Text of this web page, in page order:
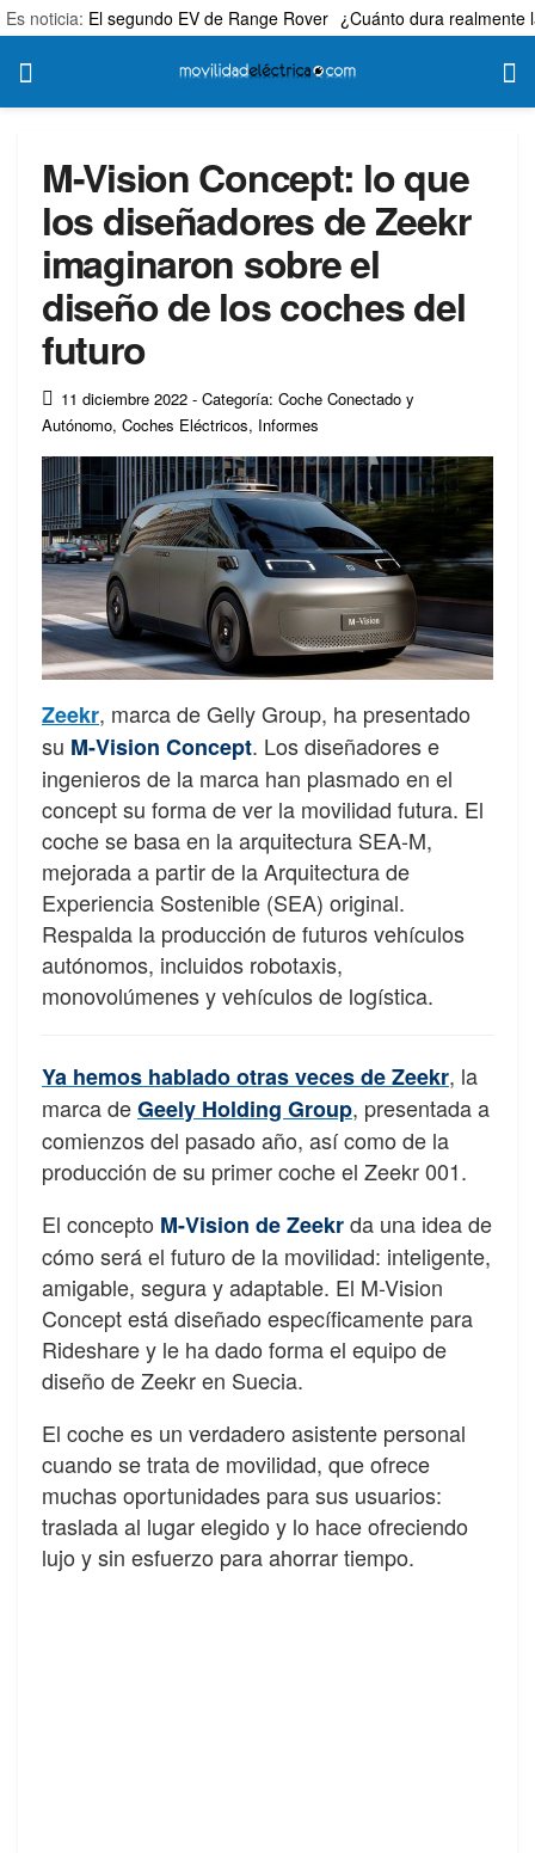
Es noticia: El segundo EV de Range Rover ¿Cuánto dura realmente
M-Vision Concept: lo que
los diseñadores de Zeekr
imaginaron sobre el
diseño de los coches del
futuro
11 diciembre 2022 - Categoría: Coche Conectado y
Autónomo, Coches Eléctricos, Informes
Zeekr, marca de Gelly Group, ha presentado
su M-Vision Concept. Los diseñadores e
ingenieros de la marca han plasmado en el
concept su forma de ver la movilidad futura. El
coche se basa en la arquitectura SEA-M,
mejorada a partir de la Arquitectura de
Experiencia Sostenible (SEA) original.
Respalda la producción de futuros vehículos
autónomos, incluidos robotaxis,
monovolúmenes y vehículos de logística.
Ya hemos hablado otras veces de Zeekr, la
marca deGeely Holding Group, presentada a
comienzos del pasado año, así como de la
producción de su primer coche el Zeekr 001.
El concepto M-Vision de Zeekrda una idea de
cómo será el futuro de la movilidad: inteligente,
amigable, segura y adaptable. El M-Vision
Concept está diseñado específicamente para
Rideshare y le ha dado forma el equipo de
diseño de Zeekr en Suecia.
El coche es un verdadero asistente personal
cuando se trata de movilidad, que ofrece
muchas oportunidades para sus usuarios:
traslada al lugar elegido y lo hace ofreciendo
lujo y sin esfuerzo para ahorrar tiempo.